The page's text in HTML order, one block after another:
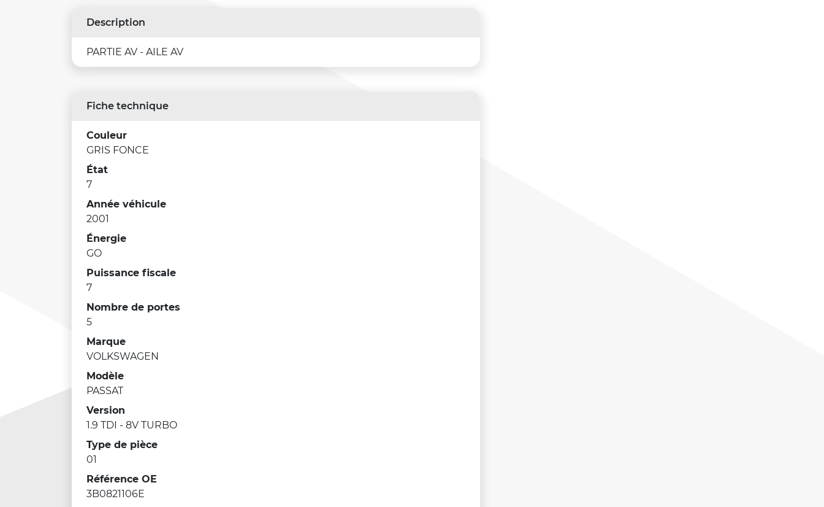
Description
PARTIE AV - AILE AV
Fiche technique
Couleur
GRIS FONCE
État
7
Année véhicule
2001
Énergie
GO
Puissance fiscale
7
Nombre de portes
5
Marque
VOLKSWAGEN
Modèle
PASSAT
Version
1.9 TDI - 8V TURBO
Type de pièce
01
Référence OE
3B0821106E